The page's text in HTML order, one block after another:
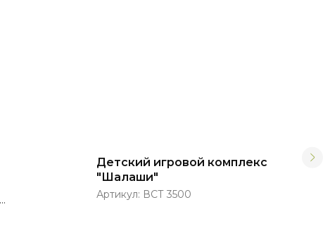
Детский игровой комплекс
"Шалаши"
Артикул: ВСТ 3500